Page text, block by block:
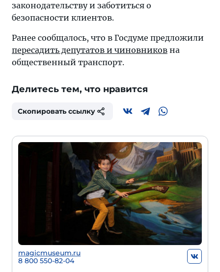
законодательству и заботиться о
безопасности клиентов.
Ранее сообщалось, что в Госдуме предложили
пересадить депутатов и чиновников на
общественный транспорт.
Делитесь тем, что нравится
Скопировать ссылку
magicmuseum.ru
8 800 550-82-04